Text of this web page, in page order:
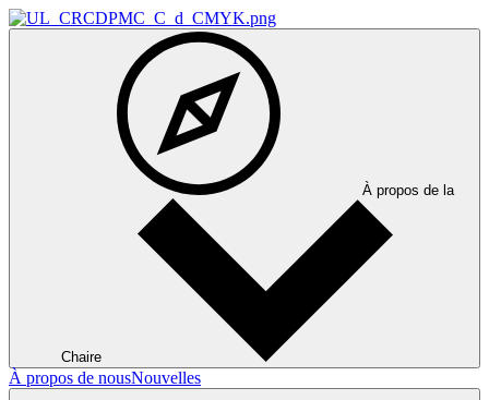
À propos de la
Chaire
À propos de nousNouvelles